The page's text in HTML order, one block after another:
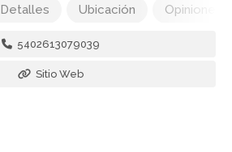
Detalles Ubicación Opiniones
5402613079039
Sitio Web